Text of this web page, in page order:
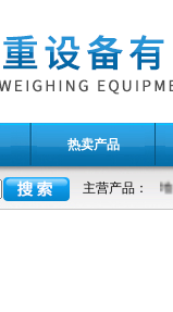
热卖产品
主营产品：